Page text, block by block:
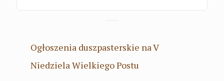
Ogłoszenia duszpasterskie na V
Niedziela Wielkiego Postu